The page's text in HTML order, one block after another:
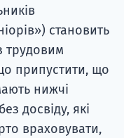
становить
трудовим
припустити, що
нижчі
досвіду, які
враховувати,